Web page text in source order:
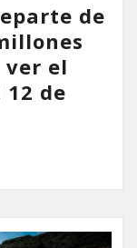
de
ver el
de